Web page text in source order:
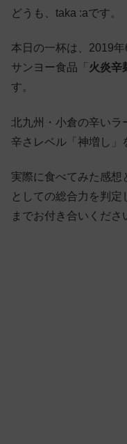
どうも、taka :aです。
本日の一杯は、2019
サンヨー食品「 火炎辛
す。
北九州・小倉の辛いラ
辛さレベル「神増し」
実際に食べてみた感想
としての総合力を判
までお付き合いくださ